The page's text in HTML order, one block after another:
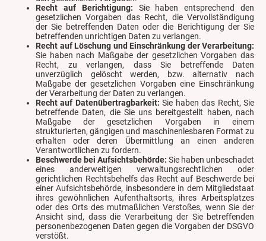
Recht auf Berichtigung: Sie haben entsprechend den
gesetzlichen Vorgaben das Recht, die Vervollständigung
der Sie betreffenden Daten oder die Berichtigung der Sie
betreffenden unrichtigen Daten zu verlangen.
Recht auf Löschung und Einschränkung der Verarbeitung:
Sie haben nach Maßgabe der gesetzlichen Vorgaben das
Recht, zu verlangen, dass Sie betreffende Daten
unverzüglich gelöscht werden, bzw. alternativ nach
Maßgabe der gesetzlichen Vorgaben eine Einschränkung
der Verarbeitung der Daten zu verlangen.
Recht auf Datenübertragbarkeit: Sie haben das Recht, Sie
betreffende Daten, die Sie uns bereitgestellt haben, nach
Maßgabe der gesetzlichen Vorgaben in einem
strukturierten, gängigen und maschinenlesbaren Format zu
erhalten oder deren Übermittlung an einen anderen
Verantwortlichen zu fordern.
Beschwerde bei Aufsichtsbehörde: Sie haben unbeschadet
eines anderweitigen verwaltungsrechtlichen oder
gerichtlichen Rechtsbehelfs das Recht auf Beschwerde bei
einer Aufsichtsbehörde, insbesondere in dem Mitgliedstaat
ihres gewöhnlichen Aufenthaltsorts, ihres Arbeitsplatzes
oder des Orts des mutmaßlichen Verstoßes, wenn Sie der
Ansicht sind, dass die Verarbeitung der Sie betreffenden
personenbezogenen Daten gegen die Vorgaben der DSGVO
verstößt.